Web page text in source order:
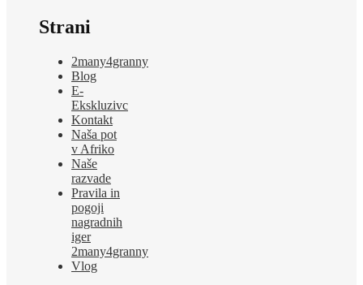
Strani
2many4granny
Blog
E-
Ekskluzivc
Kontakt
Naša pot
v Afriko
Naše
razvade
Pravila in
pogoji
nagradnih
iger
2many4granny
Vlog